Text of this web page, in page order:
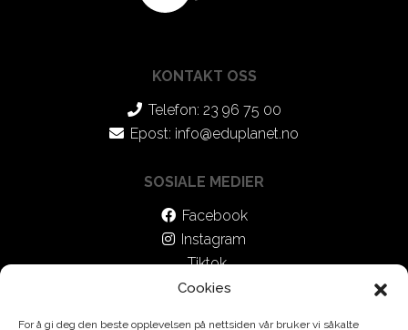
Cookies
For å gi deg den beste opplevelsen på nettsiden vår bruker vi såkalte
KONTAKT OSS
Telefon: 23 96 75 00
Epost: info@eduplanet.no
SOSIALE MEDIER
Facebook
Instagram
Tiktok